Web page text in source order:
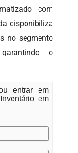
com
disponibiliza
no segmento
garantindo o
entrar em
em